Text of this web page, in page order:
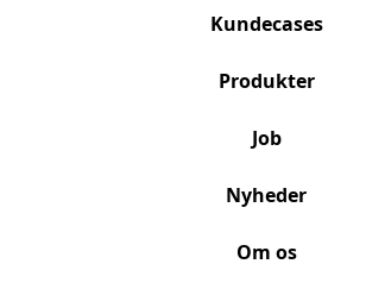
Kundecases
Produkter
Job
Nyheder
Om os